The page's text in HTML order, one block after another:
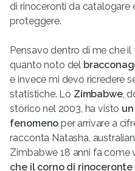
di rinoceronti da catalogare
proteggere.
Pensavo dentro di me che
quanto noto del
e invece mi devo ricredere
statistiche. Lo Zimbabwe,
storico nel 2003, ha visto
fenomeno per arrivare a
racconta Natasha,
Zimbabwe 18 anni fa come
che il corno di